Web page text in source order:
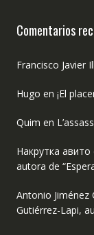
Comentarios
Francisco Javier
Hugo en ¡El
Quim en
Накрутка авито
autora de
Antonio Jiménez
Gutiérrez-Lapi,